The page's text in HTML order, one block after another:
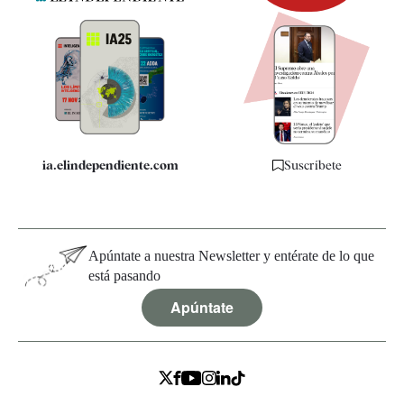
Quiénes somos
Especificaciones
ia.elindependiente.com Suscríbete
Apúntate a nuestra Newsletter y entérate de lo que
está pasando
Apúntate